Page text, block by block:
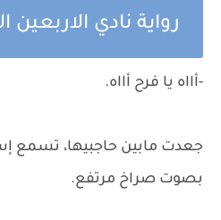
رواية نادي الاربعين
-أااه يا فرح أااه.
جعدت مابين حاجبيها، تسمع
بصوت صراخ مرتفع.